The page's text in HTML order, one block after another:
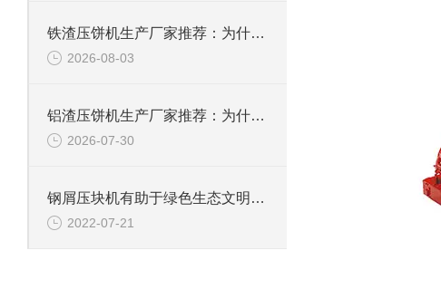
铁渣压饼机生产厂家推荐：为什么恩派特成为众多企业的优选？
2026-08-03
铝渣压饼机生产厂家推荐：为什么恩派特是值得信赖的选择？
2026-07-30
钢屑压块机有助于绿色生态文明的建设
2022-07-21